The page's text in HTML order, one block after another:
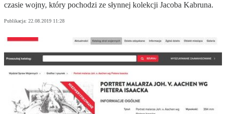
czasie wojny, który pochodzi ze słynnej kolekcji Jacoba Kabruna.
Publikacja: 22.08.2019 11:28